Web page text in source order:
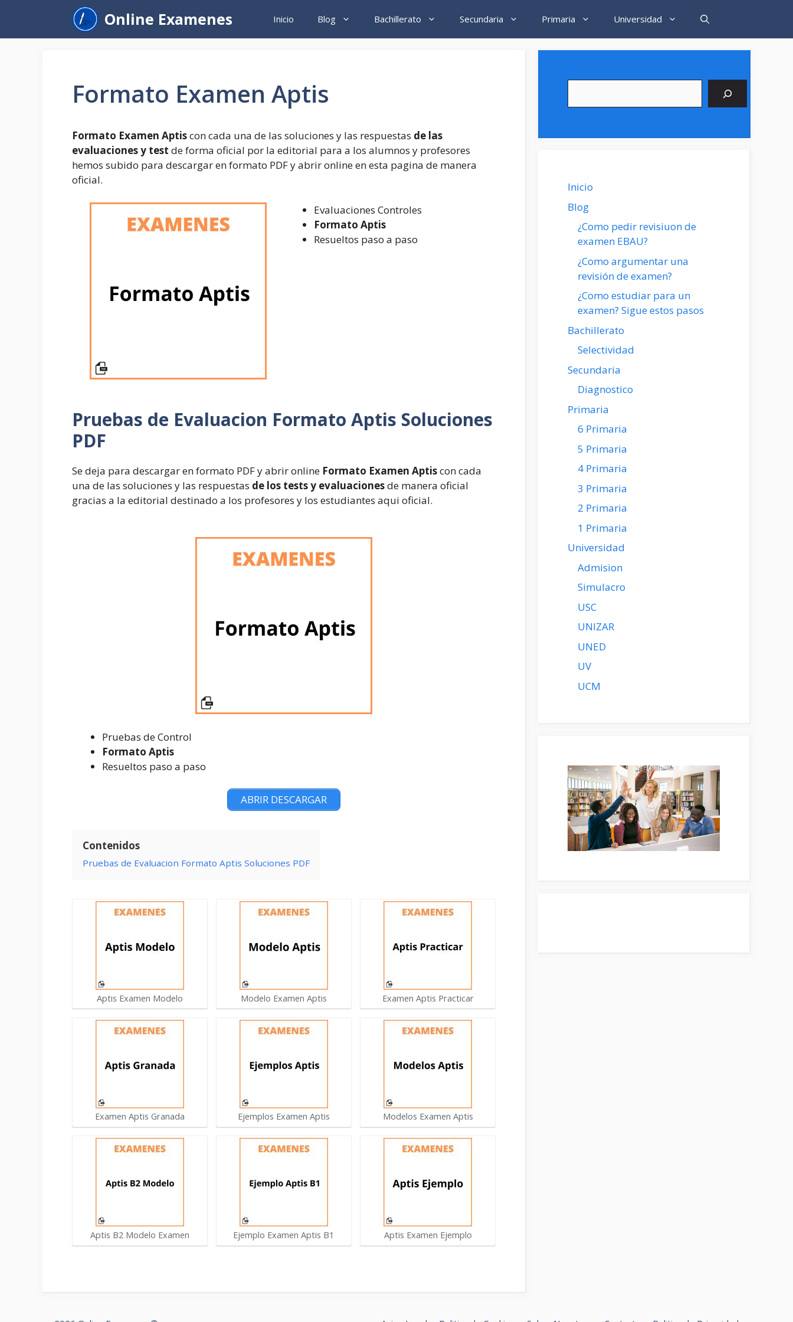
contenido
Online Examenes Inicio Blog Bachillerato Secundaria Primaria Universidad
Formato Examen Aptis
Formato Examen Aptiscon cada una de las soluciones y las respuestas de las
evaluaciones y test de forma oficial por la editorial para a los alumnos y profesores
hemos subido para descargar en formato PDF y abrir online en esta pagina de manera
oficial.
Evaluaciones Controles
Formato Aptis
Resueltos paso a paso
Pruebas de Evaluacion Formato Aptis Soluciones
PDF
Se deja para descargar en formato PDF y abrir online Formato Examen Aptiscon cada
una de las soluciones y las respuestas de los tests y evaluacionesde manera oficial
gracias a la editorial destinado a los profesores y los estudiantes aqui oficial.
Pruebas de Control
Formato Aptis
Resueltos paso a paso
ABRIR DESCARGAR
Contenidos
Pruebas de Evaluacion Formato Aptis Soluciones PDF
Aptis Examen Modelo
Examen Aptis Granada
Aptis B2 Modelo Examen
Modelo Examen Aptis
Ejemplos Examen Aptis
Ejemplo Examen Aptis B1
Examen Aptis Practicar
Modelos Examen Aptis
Aptis Examen Ejemplo
Inicio
Blog
¿Como pedir revisiuon de
examen EBAU?
¿Como argumentar una
revisión de examen?
¿Como estudiar para un
examen? Sigue estos pasos
Bachillerato
Selectividad
Secundaria
Diagnostico
Primaria
6 Primaria
5 Primaria
4 Primaria
3 Primaria
2 Primaria
1 Primaria
Universidad
Admision
Simulacro
USC
UNIZAR
UNED
UV
UCM